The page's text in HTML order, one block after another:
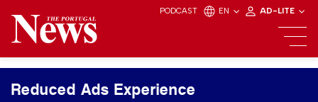
PODCAST EN AD-LITE
Reduced Ads Experience